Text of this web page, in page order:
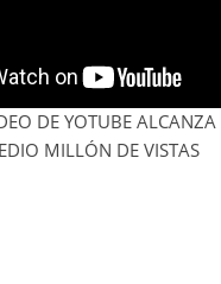
DE YOTUBE
MILLÓN DE VISTAS